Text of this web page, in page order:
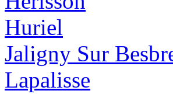
Huriel
Jaligny Sur
Lapalisse